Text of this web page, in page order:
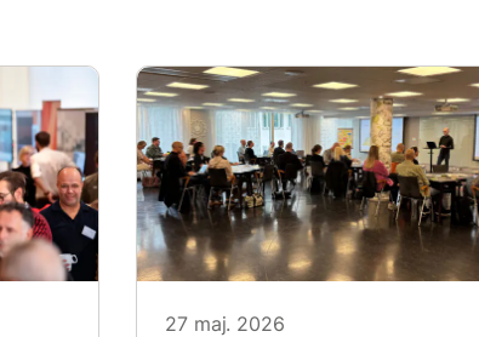
27 maj. 2026